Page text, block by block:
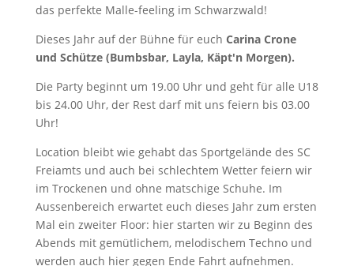
das perfekte Malle-feeling im Schwarzwald!
Dieses Jahr auf der Bühne für euch Carina Crone
und Schütze (Bumbsbar, Layla, Käpt'n Morgen).
Die Party beginnt um 19.00 Uhr und geht für alle U18
bis 24.00 Uhr, der Rest darf mit uns feiern bis 03.00
Uhr!
Location bleibt wie gehabt das Sportgelände des SC
Freiamts und auch bei schlechtem Wetter feiern wir
im Trockenen und ohne matschige Schuhe. Im
Aussenbereich erwartet euch dieses Jahr zum ersten
Mal ein zweiter Floor: hier starten wir zu Beginn des
Abends mit gemütlichem, melodischem Techno und
werden auch hier gegen Ende Fahrt aufnehmen.